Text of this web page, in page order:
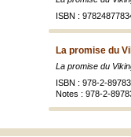
ISBN :
La promise du
La promise du
ISBN : 978-2-
Notes : 978-2-